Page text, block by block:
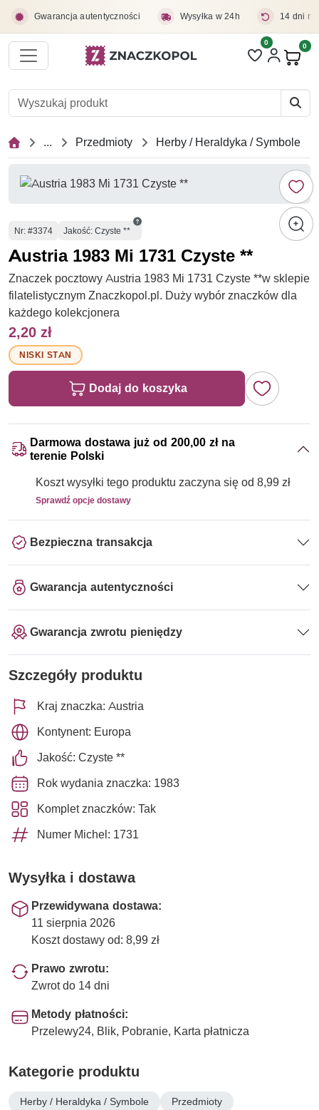
Gwarancja autentyczności Wysyłka w 24h 14 dni
Liczba pozycji
0 0
... Przedmioty Herby / Heraldyka / Symbole
Numer
Nr: #3374 Jakość: Czyste **
Austria 1983 Mi 1731 Czyste **
Znaczek pocztowy Austria 1983 Mi 1731 Czyste **w sklepie
filatelistycznym Znaczkopol.pl. Duży wybór znaczków dla
każdego kolekcjonera
2,20 zł
NISKI STAN
Dodaj do koszyka
Darmowa dostawa już od 200,00 zł na
terenie Polski
Koszt wysyłki tego produktu zaczyna się od 8,99 zł
Sprawdź opcje dostawy
Bezpieczna transakcja
Gwarancja autentyczności
Gwarancja zwrotu pieniędzy
Szczegóły produktu
Kraj znaczka: Austria
Kontynent: Europa
Jakość: Czyste **
Rok wydania znaczka: 1983
Komplet znaczków: Tak
Numer Michel: 1731
Wysyłka i dostawa
Przewidywana dostawa:
11 sierpnia 2026
Koszt dostawy od: 8,99 zł
Prawo zwrotu:
Zwrot do 14 dni
Metody płatności:
Przelewy24, Blik, Pobranie, Karta płatnicza
Kategorie produktu
Herby / Heraldyka / Symbole Przedmioty